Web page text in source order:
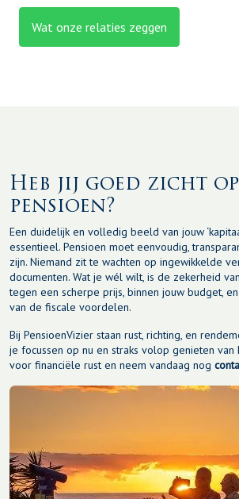
Wat onze relaties zeggen
Heb jij goed zicht
pensioen?
Een duidelijk en volledig beeld van jouw
essentieel. Pensioen moet eenvoudig,
zijn. Niemand zit te wachten op ingewikkelde
documenten. Wat je wél wilt, is de zekerheid
tegen een scherpe prijs, binnen jouw budget,
van de fiscale voordelen.
Bij PensioenVizier staan rust, richting, en
je focussen op nu en straks volop genieten van
voor financiële rust en neem vandaag nog